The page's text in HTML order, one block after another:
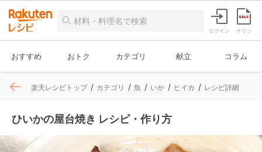
ログイン チラシ
おすすめ おトク カテゴリ 献立 コラム
楽天レシピトップ カテゴリ 魚 いか ヒイカ レシピ詳細
ひいかの屋台焼き レシピ・作り方